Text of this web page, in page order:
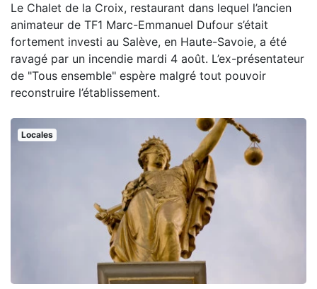
Le Chalet de la Croix, restaurant dans lequel l’ancien
animateur de TF1 Marc-Emmanuel Dufour s’était
fortement investi au Salève, en Haute-Savoie, a été
ravagé par un incendie mardi 4 août. L’ex-présentateur
de "Tous ensemble" espère malgré tout pouvoir
reconstruire l’établissement.
Locales